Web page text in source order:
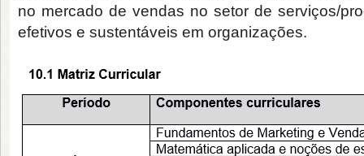
no mercado de vendas no setor de serviços/
efetivos e sustentáveis em organizações.